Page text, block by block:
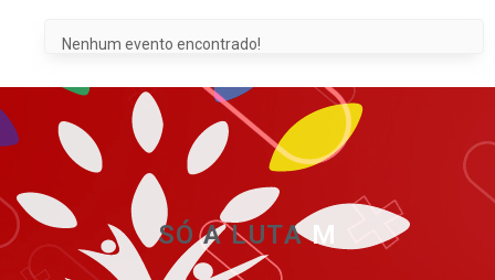
Nenhum evento encontrado!
SÓ A LUTA TE GA